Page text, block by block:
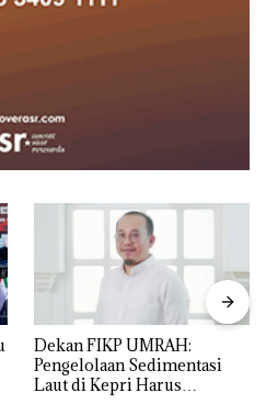
Dekan FIKP UMRAH:
Pengelolaan Sedimentasi
Laut di Kepri Harus